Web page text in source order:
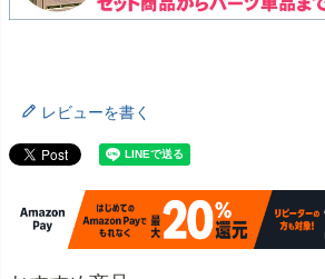
レビューを書く